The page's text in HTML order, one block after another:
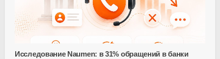
Исследование Naumen: в 31% обращений в банки